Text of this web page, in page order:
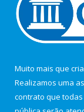
Muito mais que
Realizamos uma
contrato que